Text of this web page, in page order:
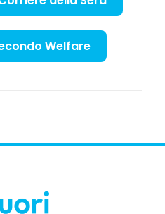
Welfare